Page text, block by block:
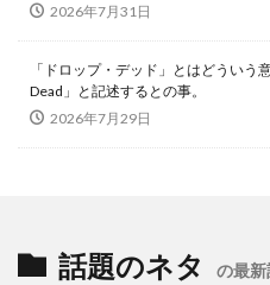
2026年7月31日
「ドロップ・デッド」とはどういう
Dead」と記述するとの事。
2026年7月29日
話題のネタ の最